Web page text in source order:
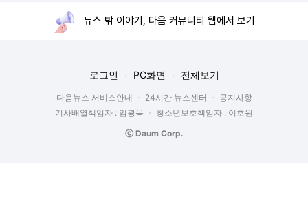
뉴스 밖 이야기, 다음 커뮤니티 웹에서 보기
로그인 PC화면 전체보기
다음뉴스 서비스안내 24시간 뉴스센터
공지사항
기사배열책임자 : 임광욱
청소년보호책임자 : 이호원
ⓒ Daum Corp.